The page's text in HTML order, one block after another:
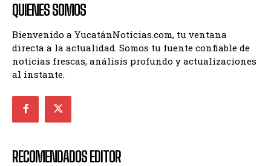
QUIENES SOMOS
Bienvenido a YucatánNoticias.com, tu ventana
directa a la actualidad. Somos tu fuente confiable de
noticias frescas, análisis profundo y actualizaciones
al instante.
RECOMENDADOS EDITOR